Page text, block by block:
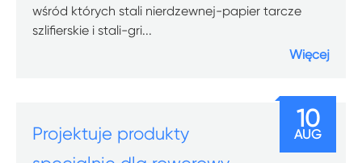
wśród których stali nierdzewnej-papier tarcze
szlifierskie i stali-gri...
Więcej
Projektuje produkty
10
AUG